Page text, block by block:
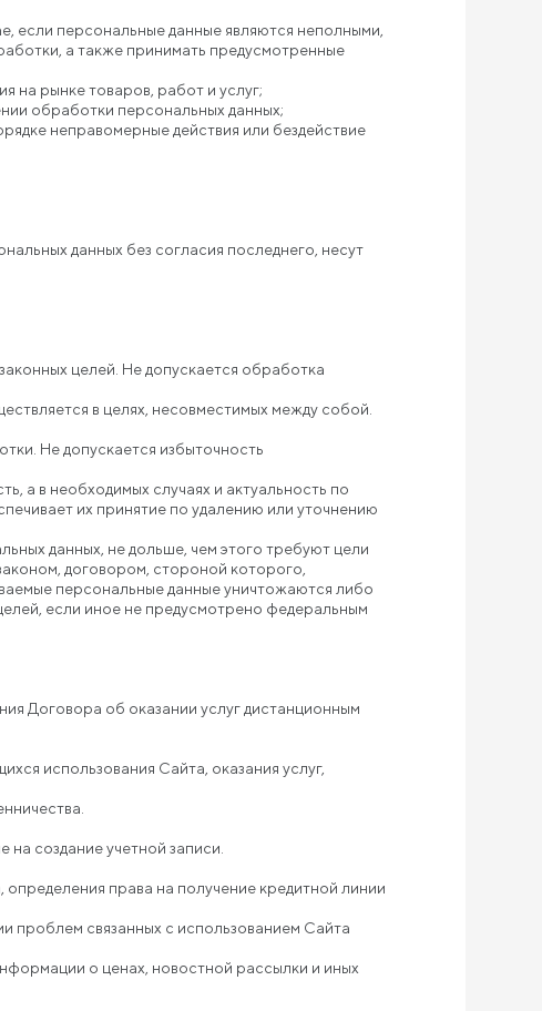
если персональные данные являются неполными,
а также принимать предусмотренные
на рынке товаров, работ и услуг;
обработки персональных данных;
неправомерные действия или бездействие
данных без согласия последнего, несут
целей. Не допускается обработка
в целях, несовместимых между собой.
Не допускается избыточность
а в необходимых случаях и актуальность по
их принятие по удалению или уточнению
данных, не дольше, чем этого требуют цели
договором, стороной которого,
персональные данные уничтожаются либо
если иное не предусмотрено федеральным
Договора об оказании услуг дистанционным
использования Сайта, оказания услуг,
на создание учетной записи.
права на получение кредитной линии
проблем связанных с использованием Сайта
о ценах, новостной рассылки и иных